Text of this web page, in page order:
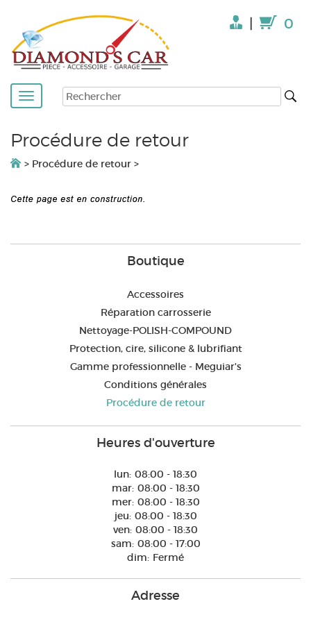
| 0
Procédure de retour
> Procédure de retour >
Boutique
Accessoires
Réparation carrosserie
Nettoyage-POLISH-COMPOUND
Protection, cire, silicone & lubrifiant
Gamme professionnelle - Meguiar's
Conditions générales
Procédure de retour
Heures d'ouverture
lun: 08:00 - 18:30
mar: 08:00 - 18:30
mer: 08:00 - 18:30
jeu: 08:00 - 18:30
ven: 08:00 - 18:30
sam: 08:00 - 17:00
dim: Fermé
Adresse